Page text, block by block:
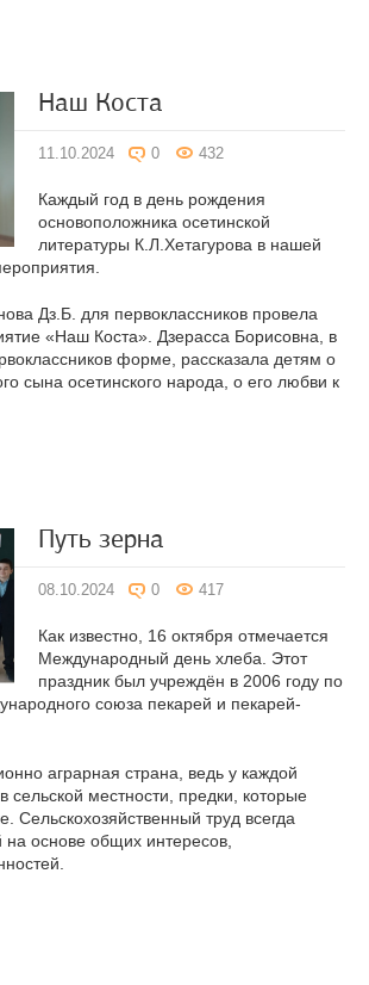
Наш Коста
11.10.2024 0 432
Каждый год в день рождения
основоположника осетинской
литературы К.Л.Хетагурова в нашей
Дз.Б. для первоклассников провела
«Наш Коста». Дзерасса Борисовна, в
форме, рассказала детям о
сына осетинского народа, о его любви к
Путь зерна
08.10.2024 0 417
Как известно, 16 октября отмечается
Международный день хлеба. Этот
праздник был учреждён в 2006 году по
союза пекарей и пекарей-
аграрная страна, ведь у каждой
сельской местности, предки, которые
Сельскохозяйственный труд всегда
основе общих интересов,